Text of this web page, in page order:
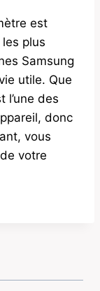
est
les plus
Samsung
utile. Que
l’une des
donc
vous
votre